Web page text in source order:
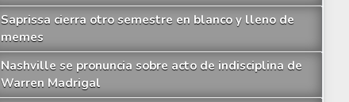
Saprissa cierra otro semestre en blanco y lleno de
memes
Nashville se pronuncia sobre acto de indisciplina de
Warren Madrigal